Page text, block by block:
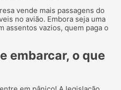
vende mais passagens do
no avião. Embora seja uma
assentos vazios, quem paga o
embarcar, o que